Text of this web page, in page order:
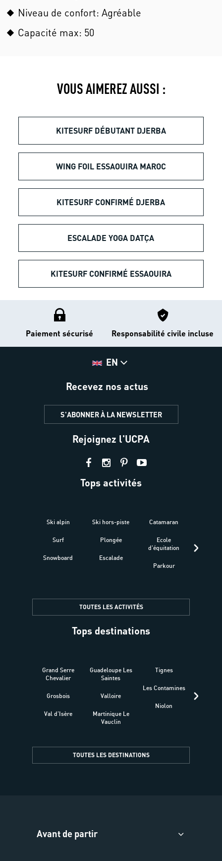
Niveau de confort: Agréable
Capacité max: 50
VOUS AIMEREZ AUSSI :
KITESURF DÉBUTANT DJERBA
WING FOIL ESSAOUIRA MAROC
KITESURF CONFIRMÉ DJERBA
ESCALADE YOGA DATÇA
KITESURF CONFIRMÉ ESSAOUIRA
Paiement sécurisé Responsabilité civile incluse
EN
Recevez nos actus
S'ABONNER À LA NEWSLETTER
Rejoignez l'UCPA
Tops activités
Ski alpin
Surf
Snowboard
Ski hors-piste
Plongée
Escalade
Catamaran
Ecole
d'équitation
Parkour
TOUTES LES ACTIVITÉS
Tops destinations
Grand Serre
Chevalier
Grosbois
Val d'Isère
Guadeloupe Les
Saintes
Valloire
Martinique Le
Vauclin
Tignes
Les Contamines
Niolon
TOUTES LES DESTINATIONS
Avant de partir